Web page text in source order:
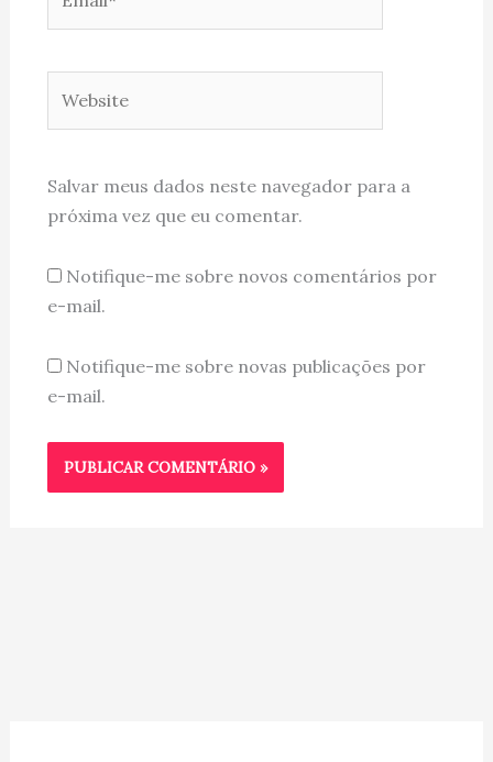
Salvar meus dados neste navegador para a
próxima vez que eu comentar.
Notifique-me sobre novos comentários por
e-mail.
Notifique-me sobre novas publicações por
e-mail.